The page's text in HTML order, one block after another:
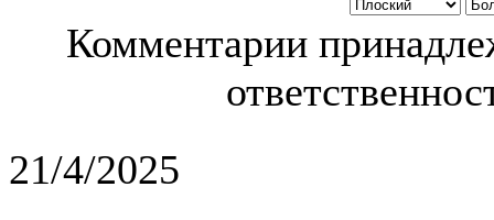
Комментарии
21/4/2025